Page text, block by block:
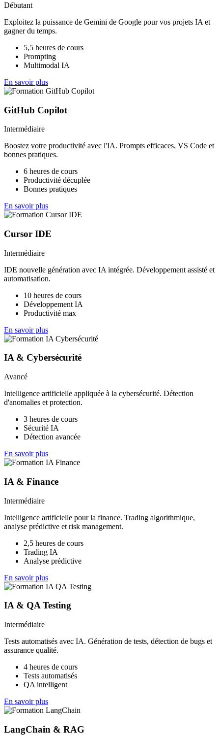
Débutant
Exploitez la puissance de Gemini de Google pour vos projets IA et
gagner du temps.
5,5 heures de cours
Prompting
Multimodal IA
En savoir plus
GitHub Copilot
Intermédiaire
Boostez votre productivité avec l'IA. Prompts efficaces, VS Code et
bonnes pratiques.
6 heures de cours
Productivité décuplée
Bonnes pratiques
En savoir plus
Cursor IDE
Intermédiaire
IDE nouvelle génération avec IA intégrée. Développement assisté et
automatisation.
10 heures de cours
Développement IA
Productivité max
En savoir plus
IA & Cybersécurité
Avancé
Intelligence artificielle appliquée à la cybersécurité. Détection
d'anomalies et protection.
3 heures de cours
Sécurité IA
Détection avancée
En savoir plus
IA & Finance
Intermédiaire
Intelligence artificielle pour la finance. Trading algorithmique,
analyse prédictive et risk management.
2,5 heures de cours
Trading IA
Analyse prédictive
En savoir plus
IA & QA Testing
Intermédiaire
Tests automatisés avec IA. Génération de tests, détection de bugs et
assurance qualité.
4 heures de cours
Tests automatisés
QA intelligent
En savoir plus
LangChain & RAG